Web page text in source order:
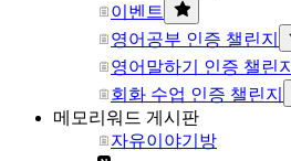
이벤트
영어공부 인증 챌린지
영어말하기 인증 챌린지
회화 수업 인증 챌린지
메모리워드 게시판
자유이야기방